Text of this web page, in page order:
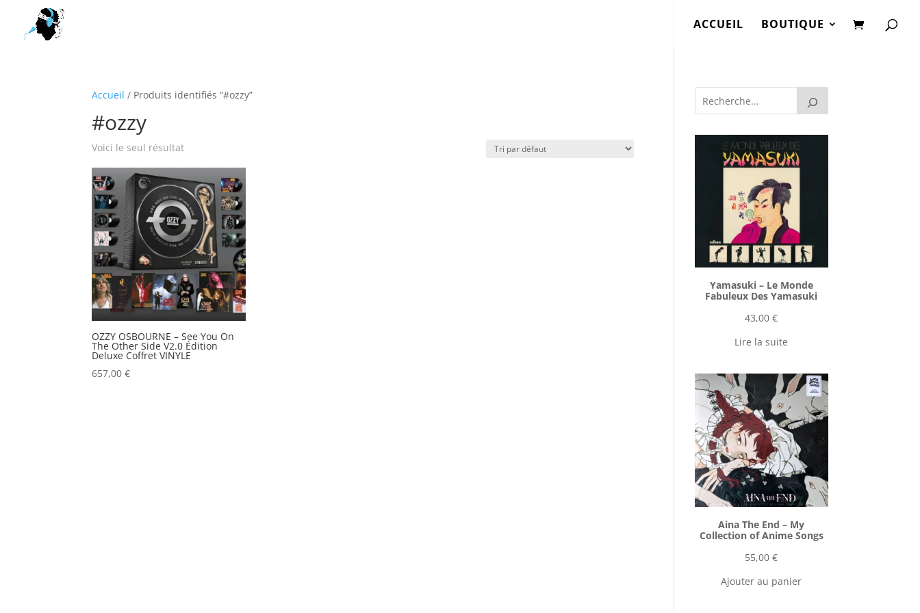
ACCUEIL BOUTIQUE
Accueil / Produits identifiés “#ozzy”
#ozzy
Voici le seul résultat
OZZY OSBOURNE – See You On
The Other Side V2.0 Édition
Deluxe Coffret VINYLE
657,00€
Yamasuki ‎– Le Monde
Fabuleux Des Yamasuki
43,00€
Lire la suite
Aina The End ‎– My
Collection of Anime Songs
55,00€
Ajouter au panier